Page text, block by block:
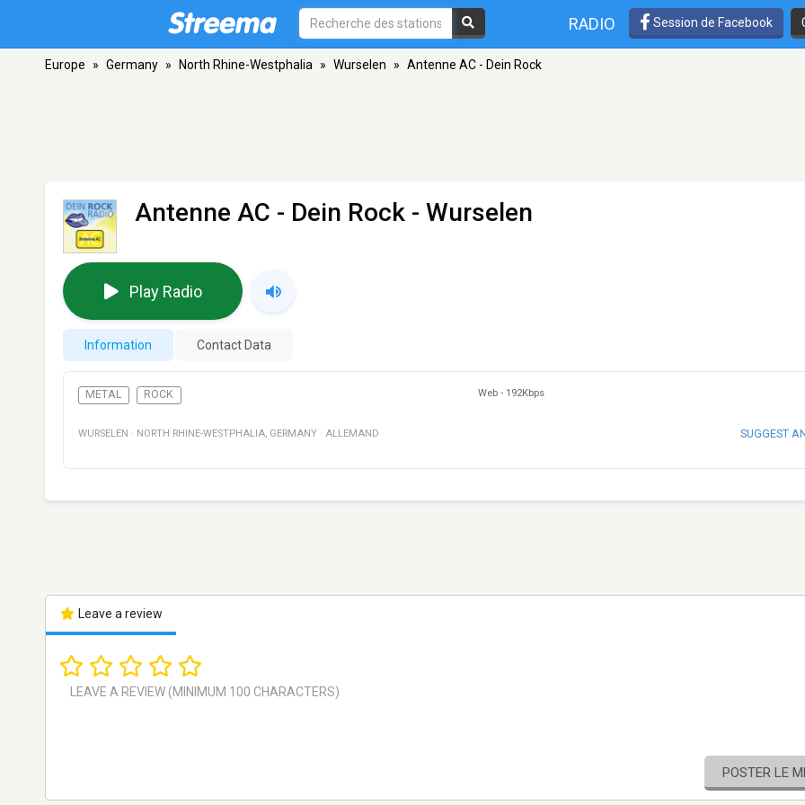
RADIO Session de Facebook
Europe » Germany » North Rhine-Westphalia » Wurselen » Antenne AC - Dein Rock
Antenne AC - Dein Rock - Wurselen
Play Radio
Information Contact Data
METAL ROCK Web - 192Kbps
WURSELEN · NORTH RHINE-WESTPHALIA, GERMANY · ALLEMAND SUGGEST
Leave a review
POSTER LE